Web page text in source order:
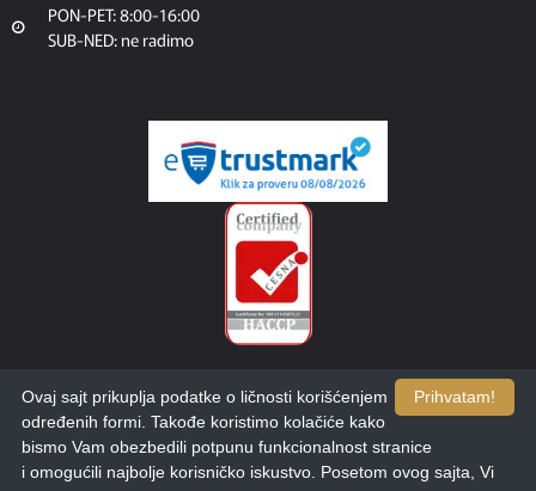
PON-PET: 8:00-16:00
SUB-NED: ne radimo
Prihvatam!
Ovaj sajt prikuplja podatke o ličnosti korišćenjem
određenih formi. Takođe koristimo kolačiće kako
bismo Vam obezbedili potpunu funkcionalnost stranice
i omogućili najbolje korisničko iskustvo. Posetom ovog sajta, Vi